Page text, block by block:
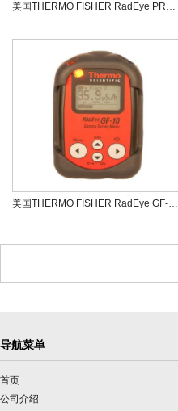
美国THERMO FISHER RadEye PRD4个人辐射检测仪
美国THERMO FISHER RadEye GF-10个人剂量计
导航菜单
首页
公司介绍